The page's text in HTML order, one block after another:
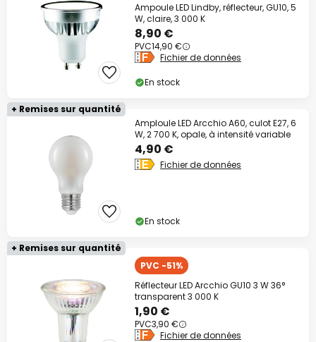
Ampoule LED Lindby, réflecteur, GU10, 5
W, claire, 3 000 K
8,90 €
PVC14,90 €
Fichier de données
En stock
+ Remises sur quantité
Amploule LED Arcchio A60, culot E27, 6
W, 2 700 K, opale, à intensité variable
4,90 €
Fichier de données
En stock
+ Remises sur quantité
PVC -51%
Réflecteur LED Arcchio GU10 3 W 36°
transparent 3 000 K
1,90 €
PVC3,90 €
Fichier de données